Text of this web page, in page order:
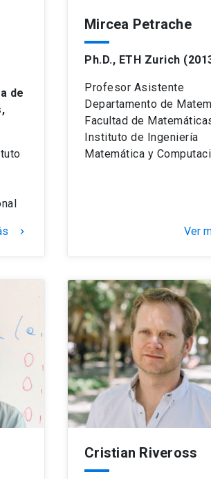
de
keyboard_arrow_right
Mircea Petrache
Ph.D., ETH Zurich
Profesor Asistente
Departamento de
Facultad de
Instituto de Ingeniería
Matemática y
Ver
Cristian Riveross